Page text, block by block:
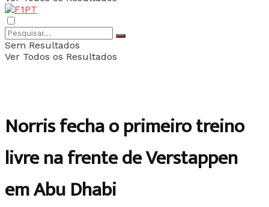
Sem Resultados
Ver Todos os Resultados
Norris fecha o primeiro treino
livre na frente de Verstappen
em Abu Dhabi